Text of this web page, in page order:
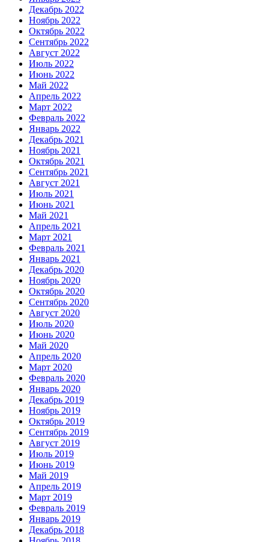
Декабрь 2022
Ноябрь 2022
Октябрь 2022
Сентябрь 2022
Август 2022
Июль 2022
Июнь 2022
Май 2022
Апрель 2022
Март 2022
Февраль 2022
Январь 2022
Декабрь 2021
Ноябрь 2021
Октябрь 2021
Сентябрь 2021
Август 2021
Июль 2021
Июнь 2021
Май 2021
Апрель 2021
Март 2021
Февраль 2021
Январь 2021
Декабрь 2020
Ноябрь 2020
Октябрь 2020
Сентябрь 2020
Август 2020
Июль 2020
Июнь 2020
Май 2020
Апрель 2020
Март 2020
Февраль 2020
Январь 2020
Декабрь 2019
Ноябрь 2019
Октябрь 2019
Сентябрь 2019
Август 2019
Июль 2019
Июнь 2019
Май 2019
Апрель 2019
Март 2019
Февраль 2019
Январь 2019
Декабрь 2018